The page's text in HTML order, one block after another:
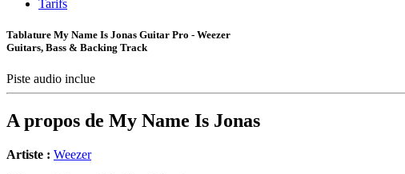
Tarifs
Tablature My Name Is Jonas Guitar Pro - Weezer
Guitars, Bass & Backing Track
Piste audio inclue
A propos de My Name Is Jonas
Artiste : Weezer